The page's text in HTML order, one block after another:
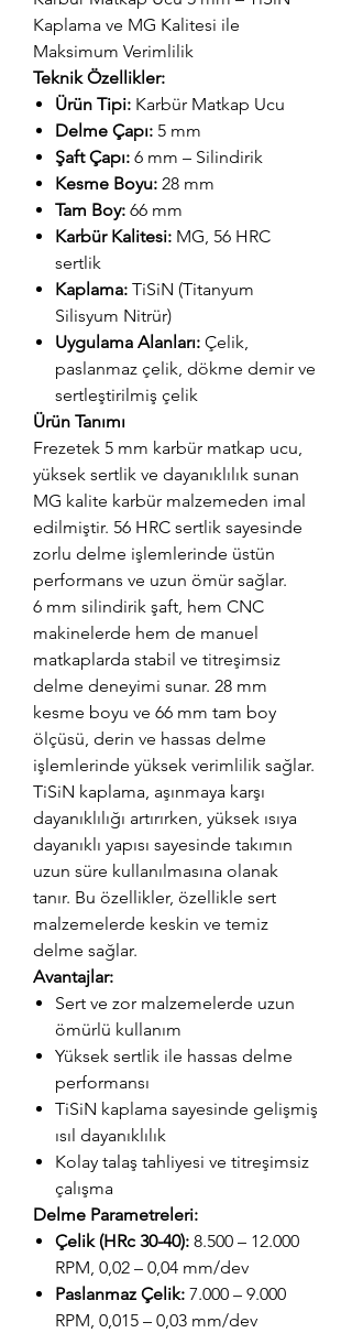
Kaplama ve MG Kalitesi ile
Maksimum Verimlilik
Teknik Özellikler:
Ürün Tipi: Karbür Matkap Ucu
Delme Çapı: 5 mm
Şaft Çapı: 6 mm – Silindirik
Kesme Boyu: 28 mm
Tam Boy: 66 mm
Karbür Kalitesi: MG, 56 HRC
sertlik
Kaplama: TiSiN (Titanyum
Silisyum Nitrür)
Uygulama Alanları: Çelik,
paslanmaz çelik, dökme demir ve
sertleştirilmiş çelik
Ürün Tanımı
Frezetek 5 mm karbür matkap ucu,
yüksek sertlik ve dayanıklılık sunan
MG kalite karbür malzemeden imal
edilmiştir. 56 HRC sertlik sayesinde
zorlu delme işlemlerinde üstün
performans ve uzun ömür sağlar.
6 mm silindirik şaft, hem CNC
makinelerde hem de manuel
matkaplarda stabil ve titreşimsiz
delme deneyimi sunar. 28 mm
kesme boyu ve 66 mm tam boy
ölçüsü, derin ve hassas delme
işlemlerinde yüksek verimlilik sağlar.
TiSiN kaplama, aşınmaya karşı
dayanıklılığı artırırken, yüksek ısıya
dayanıklı yapısı sayesinde takımın
uzun süre kullanılmasına olanak
tanır. Bu özellikler, özellikle sert
malzemelerde keskin ve temiz
delme sağlar.
Avantajlar:
Sert ve zor malzemelerde uzun
ömürlü kullanım
Yüksek sertlik ile hassas delme
performansı
TiSiN kaplama sayesinde gelişmiş
ısıl dayanıklılık
Kolay talaş tahliyesi ve titreşimsiz
çalışma
Delme Parametreleri:
Çelik (HRc 30-40): 8.500 – 12.000
RPM, 0,02 – 0,04 mm/dev
Paslanmaz Çelik: 7.000 – 9.000
RPM, 0,015 – 0,03 mm/dev